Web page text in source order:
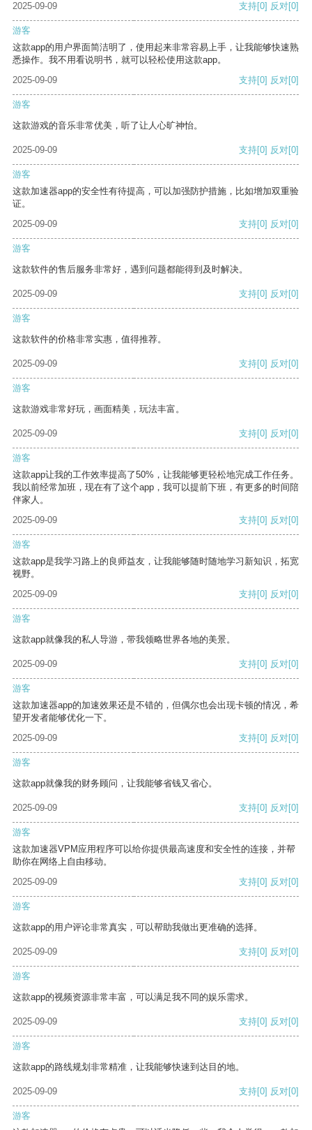
2025-09-09 支持[0] 反对[0]
游客
这款app的用户界面简洁明了，使用起来非常容易上手，让我能够快速熟
悉操作。我不用看说明书，就可以轻松使用这款app。
2025-09-09
支持[0] 反对[0]
游客
这款游戏的音乐非常优美，听了让人心旷神怡。
2025-09-09 支持[0] 反对[0]
游客
这款加速器app的安全性有待提高，可以加强防护措施，比如增加双重验
证。
2025-09-09
支持[0] 反对[0]
游客
这款软件的售后服务非常好，遇到问题都能得到及时解决。
2025-09-09 支持[0] 反对[0]
游客
这款软件的价格非常实惠，值得推荐。
2025-09-09 支持[0] 反对[0]
游客
这款游戏非常好玩，画面精美，玩法丰富。
2025-09-09 支持[0] 反对[0]
游客
这款app让我的工作效率提高了50%，让我能够更轻松地完成工作任务。
我以前经常加班，现在有了这个app，我可以提前下班，有更多的时间陪
伴家人。
2025-09-09
支持[0] 反对[0]
游客
这款app是我学习路上的良师益友，让我能够随时随地学习新知识，拓宽
视野。
2025-09-09
支持[0] 反对[0]
游客
这款app就像我的私人导游，带我领略世界各地的美景。
2025-09-09 支持[0] 反对[0]
游客
这款加速器app的加速效果还是不错的，但偶尔也会出现卡顿的情况，希
望开发者能够优化一下。
2025-09-09
支持[0] 反对[0]
游客
这款app就像我的财务顾问，让我能够省钱又省心。
2025-09-09 支持[0] 反对[0]
游客
这款加速器VPM应用程序可以给你提供最高速度和安全性的连接，并帮
助你在网络上自由移动。
2025-09-09
支持[0] 反对[0]
游客
这款app的用户评论非常真实，可以帮助我做出更准确的选择。
2025-09-09 支持[0] 反对[0]
游客
这款app的视频资源非常丰富，可以满足我不同的娱乐需求。
2025-09-09 支持[0] 反对[0]
游客
这款app的路线规划非常精准，让我能够快速到达目的地。
2025-09-09 支持[0] 反对[0]
游客